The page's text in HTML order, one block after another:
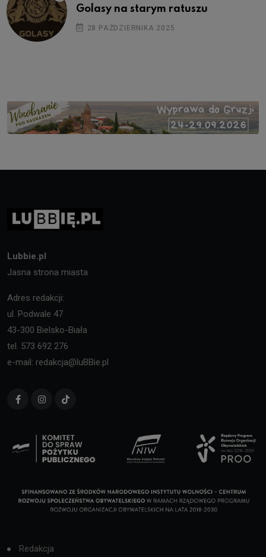
Golasy na starym ratuszu
28 PAŹDZIERNIKA 2025
Lubbie.pl
Jasna strona miasta
Adres redakcji:
ul. Podwale 47
43-300 Bielsko-Biała
tel. 573 692 276
e-mail: redakcja@luBBie.pl
Redakcja